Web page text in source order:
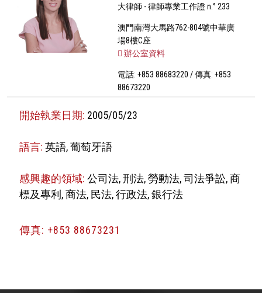
大律師 - 律師專業工作證 n.° 233
澳門南灣大馬路762-804號中華廣
場8樓C座
辦公室資料
電話: +853 88683220 / 傳真: +853
88673220
開始執業日期: 2005/05/23
語言:英語, 葡萄牙語
感興趣的領域:公司法, 刑法, 勞動法, 司法爭訟, 商
標及專利, 商法, 民法, 行政法, 銀行法
傳真: +853 88673231